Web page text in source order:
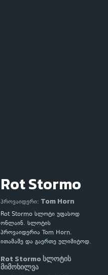
Rot Stormo
პროვაიდერი: Tom Horn
Rot Stormo სლოტი უფასოდ
ონლაინ. სლოტის
პროვაიდერია Tom Horn.
ითამაშე და გაერთე ულიმიტოდ.
Rot Stormo სლოტის
მიმოხილვა